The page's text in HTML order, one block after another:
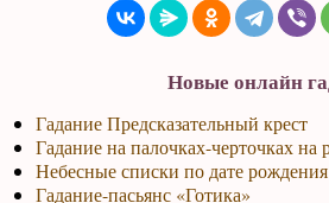
Новые онлайн
Гадание Предсказательный крест
Гадание на палочках-черточках на
Небесные списки по дате рождения
Гадание-пасьянс «Готика»